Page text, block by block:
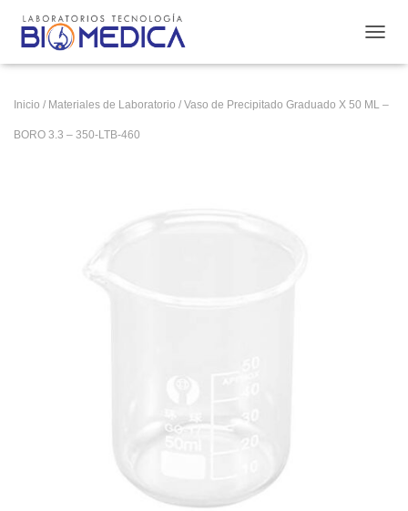
Inicio / Materiales de Laboratorio / Vaso de Precipitado Graduado X 50 ML –
BORO 3.3 – 350-LTB-460